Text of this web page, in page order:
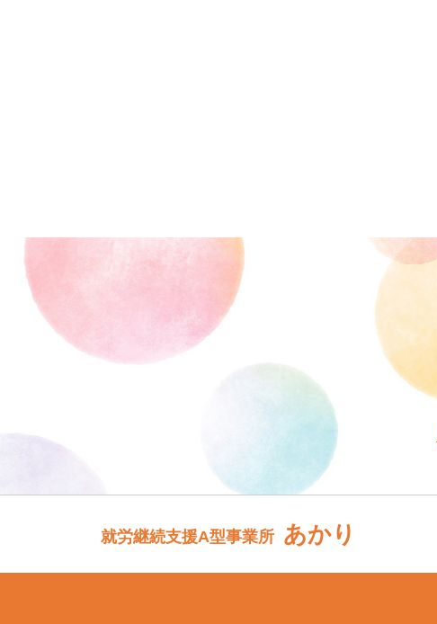
就労継続支援A型事業所 あかり